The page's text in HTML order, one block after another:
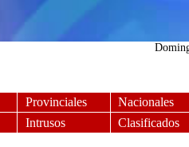
Provinciales
Nacionales
Intrusos Clasificados